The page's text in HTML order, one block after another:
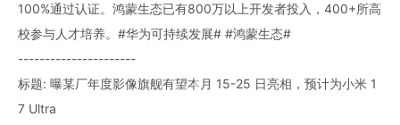
100%通过认证。鸿蒙生态已有800万以上开发者投入，400+所高
校参与人才培养。#华为可持续发展# #鸿蒙生态#
----------------------
标题: 曝某厂年度影像旗舰有望本月 15-25 日亮相，预计为小米 1
7 Ultra